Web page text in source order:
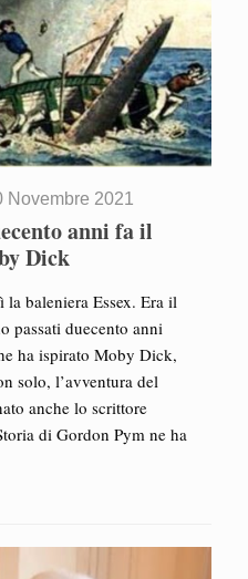
Novembre 2021
anni fa il
Dick
baleniera Essex. Era il
passati duecento anni
ha ispirato Moby Dick,
solo, l’avventura del
anche lo scrittore
di Gordon Pym ne ha